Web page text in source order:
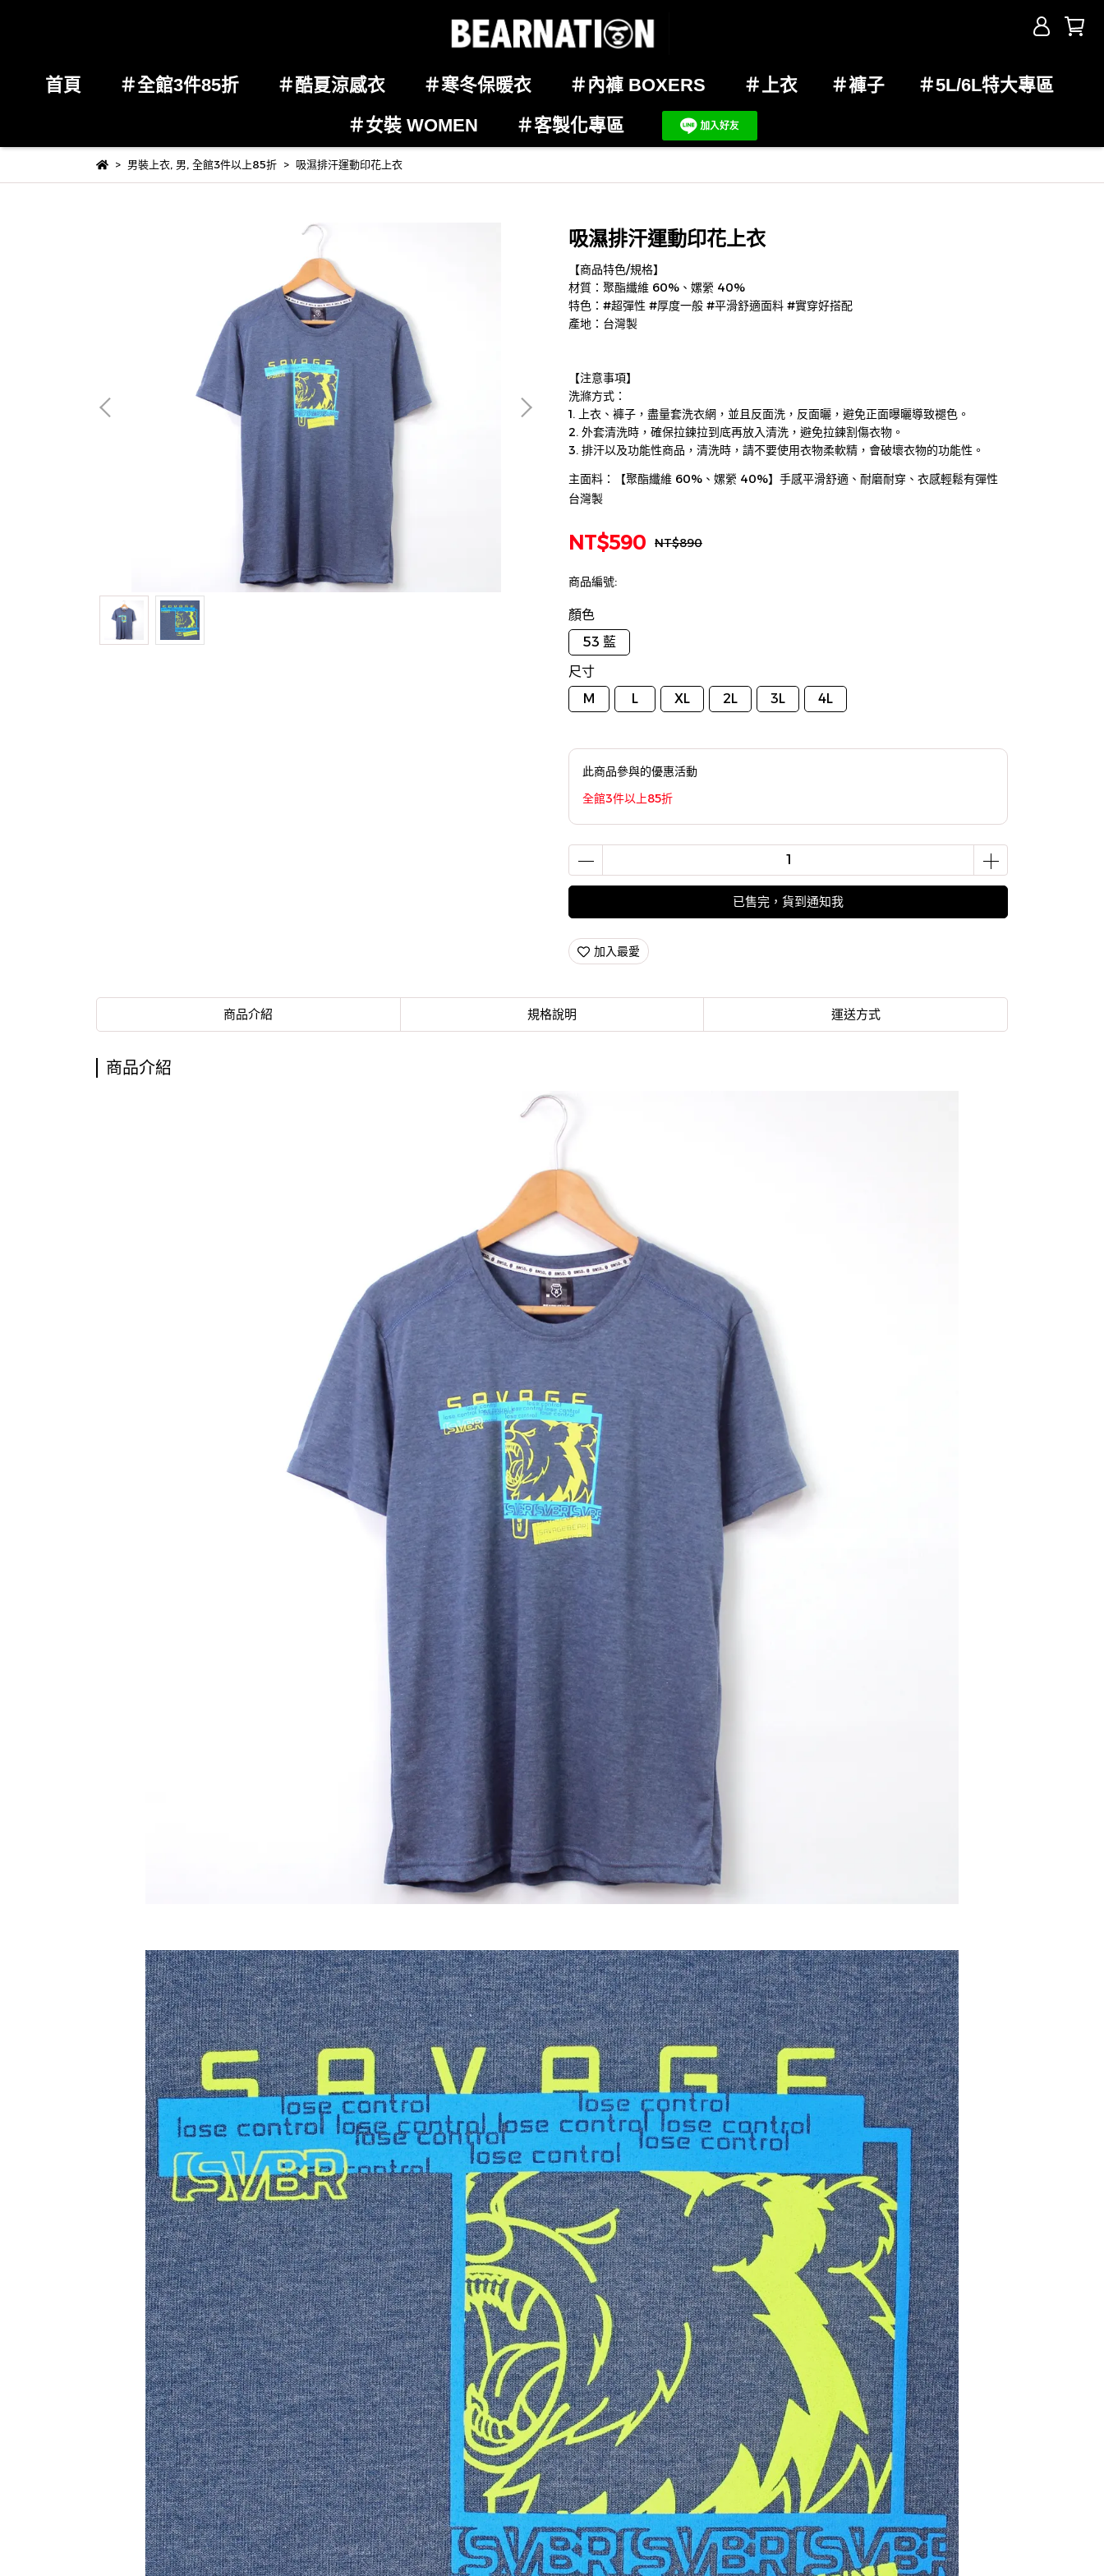
首頁 ＃全館3件85折 ＃酷夏涼感衣 ＃寒冬保暖衣 ＃內褲 BOXERS ＃上衣 ＃褲子
＃5L/6L特大專區
＃女裝 WOMEN
＃客製化專區
男裝上衣, 男, 全館3件以上85折 吸濕排汗運動印花上衣
吸濕排汗運動印花上衣
【商品特色/規格】
材質：聚酯纖維 60%、嫘縈 40%
特色：#超彈性 #厚度一般 #平滑舒適面料 #實穿好搭配
產地：台灣製
【注意事項】
洗滌方式：
1. 上衣、褲子，盡量套洗衣網，並且反面洗，反面曬，避免正面曝曬導致褪色。
2. 外套清洗時，確保拉鍊拉到底再放入清洗，避免拉鍊割傷衣物。
3. 排汗以及功能性商品，清洗時，請不要使用衣物柔軟精，會破壞衣物的功能性。
主面料：【聚酯纖維 60%、嫘縈 40%】手感平滑舒適、耐磨耐穿、衣感輕鬆有彈性
台灣製
NT$590 NT$890
商品編號:
顏色
53 藍
尺寸
M
L XL 2L 3L 4L
此商品參與的優惠活動
全館3件以上85折
已售完，貨到通知我
加入最愛
商品介紹 規格說明 運送方式
商品介紹